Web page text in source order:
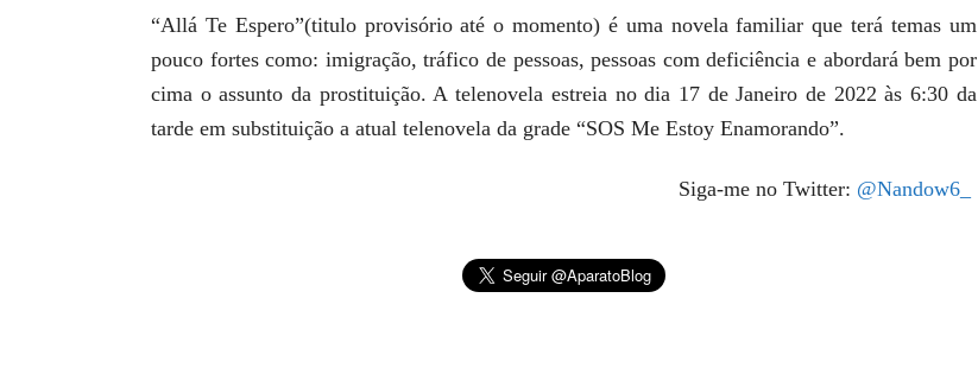
“Allá Te Espero”(titulo provisório até o momento) é uma novela familiar que terá temas um
pouco fortes como: imigração, tráfico de pessoas, pessoas com deficiência e abordará bem por
cima o assunto da prostituição. A telenovela estreia no dia 17 de Janeiro de 2022 às 6:30 da
tarde em substituição a atual telenovela da grade “SOS Me Estoy Enamorando”.
Siga-me no Twitter: @Nandow6_